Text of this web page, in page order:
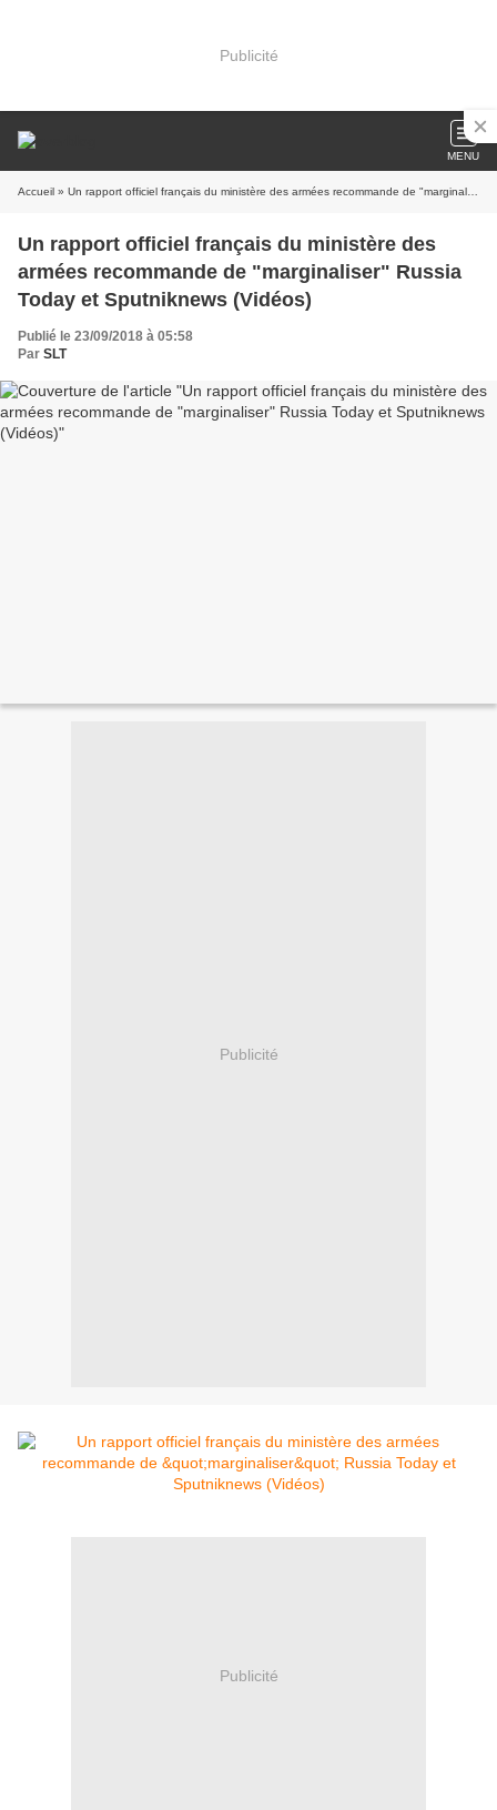
Publicité
MENU
Accueil » Un rapport officiel français du ministère des armées recommande de "marginaliser" Russia Today et Sputniknews (Vidéos)
Un rapport officiel français du ministère des
armées recommande de "marginaliser" Russia
Today et Sputniknews (Vidéos)
Publié le 23/09/2018 à 05:58
Par SLT
Publicité
Publicité